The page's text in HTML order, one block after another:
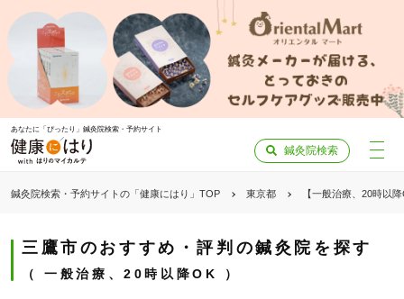
あなたに「ぴったり」鍼灸院検索・予約サイト
鍼灸院検索
鍼灸院検索・予約サイトの「健康にはり」TOP 東京都 【一般治療、20時以
三鷹市のおすすめ・評判の鍼灸院を探す
一般治療、20時以降OK